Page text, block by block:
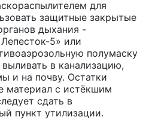
для
защитные закрытые
дыхания -
5» или
полумаску
в канализацию,
и на почву. Остатки
материал с истёкшим
сдать в
пункт утилизации.